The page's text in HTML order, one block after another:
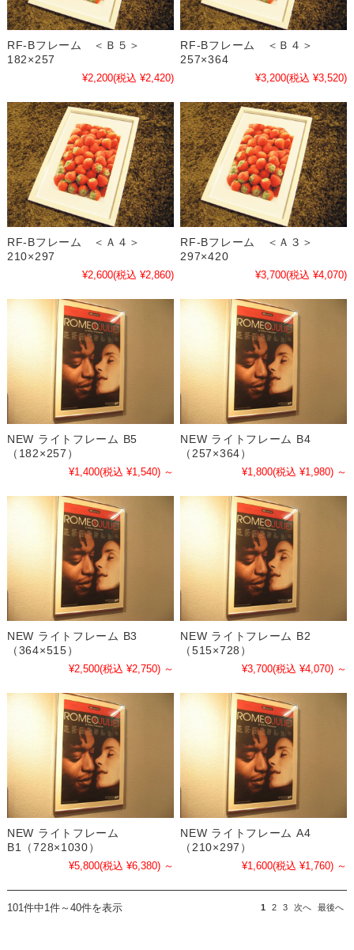
RF-Bフレーム ＜Ｂ５＞
182×257
¥2,200(税込 ¥2,420)
RF-Bフレーム ＜Ｂ４＞
257×364
¥3,200(税込 ¥3,520)
RF-Bフレーム ＜Ａ４＞
210×297
¥2,600(税込 ¥2,860)
RF-Bフレーム ＜Ａ３＞
297×420
¥3,700(税込 ¥4,070)
NEW ライトフレーム B5
（182×257）
¥1,400(税込 ¥1,540) ～
NEW ライトフレーム B4
（257×364）
¥1,800(税込 ¥1,980) ～
NEW ライトフレーム B3
（364×515）
¥2,500(税込 ¥2,750) ～
NEW ライトフレーム B2
（515×728）
¥3,700(税込 ¥4,070) ～
NEW ライトフレーム
B1（728×1030）
¥5,800(税込 ¥6,380) ～
NEW ライトフレーム A4
（210×297）
¥1,600(税込 ¥1,760) ～
101件中1件～40件を表示 1 2 3 次へ 最後へ